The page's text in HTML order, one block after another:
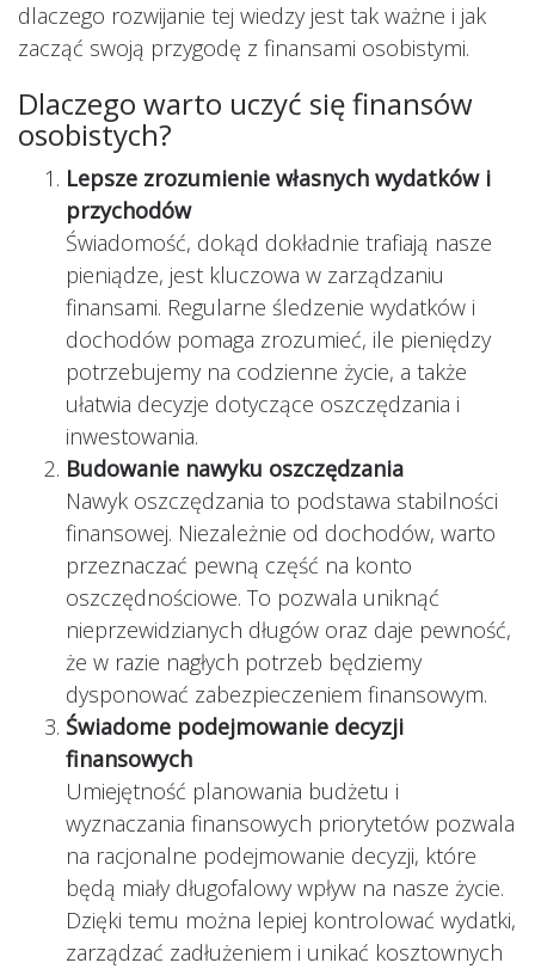
dlaczego rozwijanie tej wiedzy jest tak ważne i jak
zacząć swoją przygodę z finansami osobistymi.
Dlaczego warto uczyć się finansów
osobistych?
Lepsze zrozumienie własnych wydatków i
przychodów
Świadomość, dokąd dokładnie trafiają nasze
pieniądze, jest kluczowa w zarządzaniu
finansami. Regularne śledzenie wydatków i
dochodów pomaga zrozumieć, ile pieniędzy
potrzebujemy na codzienne życie, a także
ułatwia decyzje dotyczące oszczędzania i
inwestowania.
Budowanie nawyku oszczędzania
Nawyk oszczędzania to podstawa stabilności
finansowej. Niezależnie od dochodów, warto
przeznaczać pewną część na konto
oszczędnościowe. To pozwala uniknąć
nieprzewidzianych długów oraz daje pewność,
że w razie nagłych potrzeb będziemy
dysponować zabezpieczeniem finansowym.
Świadome podejmowanie decyzji
finansowych
Umiejętność planowania budżetu i
wyznaczania finansowych priorytetów pozwala
na racjonalne podejmowanie decyzji, które
będą miały długofalowy wpływ na nasze życie.
Dzięki temu można lepiej kontrolować wydatki,
zarządzać zadłużeniem i unikać kosztownych